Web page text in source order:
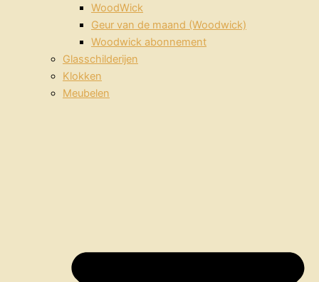
WoodWick
Geur van de maand (Woodwick)
Woodwick abonnement
Glasschilderijen
Klokken
Meubelen